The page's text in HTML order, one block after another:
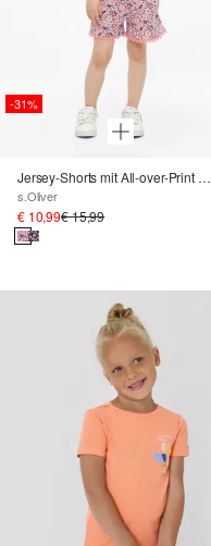
-31%
Jersey-Shorts mit All-over-Print und Spitzen-Detail
s.Oliver
€ 10,99€ 15,99